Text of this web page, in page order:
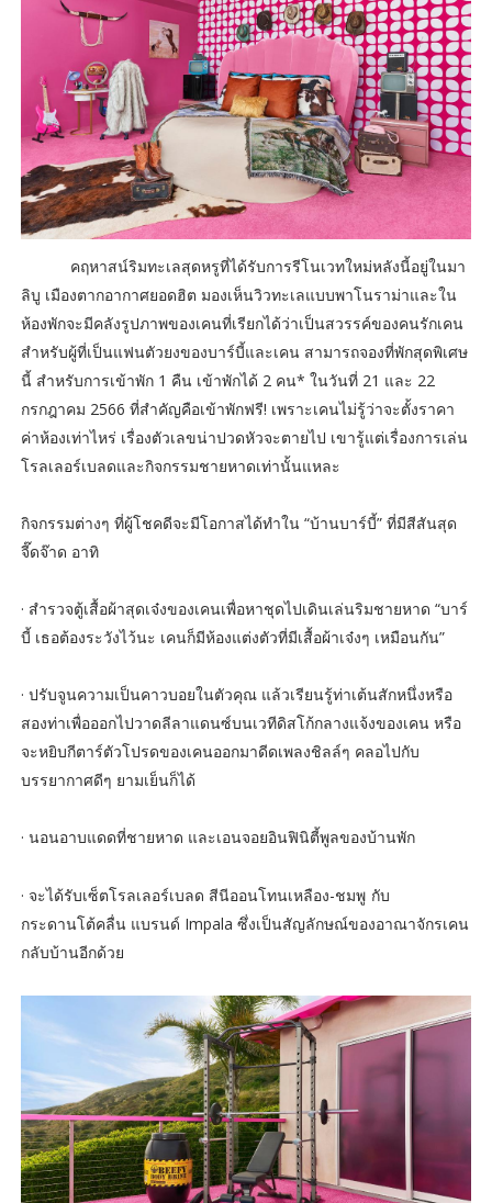
คฤหาสน์ริมทะเลสุดหรูที่ได้รับการรีโนเวทใหม่หลังนี้อยู่ในมา
ลิบู เมืองตากอากาศยอดฮิต มองเห็นวิวทะเลแบบพาโนราม่าและใน
ห้องพักจะมีคลังรูปภาพของเคนที่เรียกได้ว่าเป็นสวรรค์ของคนรักเคน
สำหรับผู้ที่เป็นแฟนตัวยงของบาร์บี้และเคน สามารถจองที่พักสุดพิเศษ
นี้ สำหรับการเข้าพัก 1 คืน เข้าพักได้ 2 คน* ในวันที่ 21 และ 22
กรกฎาคม 2566 ที่สำคัญคือเข้าพักฟรี! เพราะเคนไม่รู้ว่าจะตั้งราคา
ค่าห้องเท่าไหร่ เรื่องตัวเลขน่าปวดหัวจะตายไป เขารู้แต่เรื่องการเล่น
โรลเลอร์เบลดและกิจกรรมชายหาดเท่านั้นแหละ
กิจกรรมต่างๆ ที่ผู้โชคดีจะมีโอกาสได้ทำใน “บ้านบาร์บี้” ที่มีสีสันสุด
จี๊ดจ๊าด อาทิ
· สำรวจตู้เสื้อผ้าสุดเจ๋งของเคนเพื่อหาชุดไปเดินเล่นริมชายหาด “บาร์
บี้ เธอต้องระวังไว้นะ เคนก็มีห้องแต่งตัวที่มีเสื้อผ้าเจ๋งๆ เหมือนกัน”
· ปรับจูนความเป็นคาวบอยในตัวคุณ แล้วเรียนรู้ท่าเต้นสักหนึ่งหรือ
สองท่าเพื่อออกไปวาดลีลาแดนซ์บนเวทีดิสโก้กลางแจ้งของเคน หรือ
จะหยิบกีตาร์ตัวโปรดของเคนออกมาดีดเพลงชิลล์ๆ คลอไปกับ
บรรยากาศดีๆ ยามเย็นก็ได้
· นอนอาบแดดที่ชายหาด และเอนจอยอินฟินิตี้พูลของบ้านพัก
· จะได้รับเซ็ตโรลเลอร์เบลด สีนีออนโทนเหลือง-ชมพู กับ
กระดานโต้คลื่น แบรนด์ Impala ซึ่งเป็นสัญลักษณ์ของอาณาจักรเคน
กลับบ้านอีกด้วย